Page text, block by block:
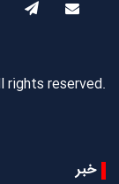
rights reserved.
خبر